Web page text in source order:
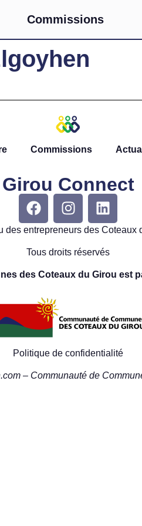
Commissions
Commissions
Girou Connect
des entrepreneurs des Coteaux
Tous droits réservés
des Coteaux du Girou est
Politique de confidentialité
– Communauté de